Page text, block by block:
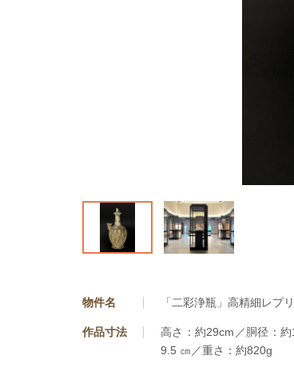
物件名 「二彩浄瓶」高精細レプ
作品寸法
高さ：約29cm／胴径：
9.5 ㎝／重さ：約820g